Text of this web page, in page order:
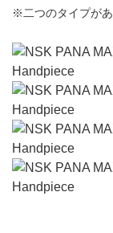
※二つのタイプがあ